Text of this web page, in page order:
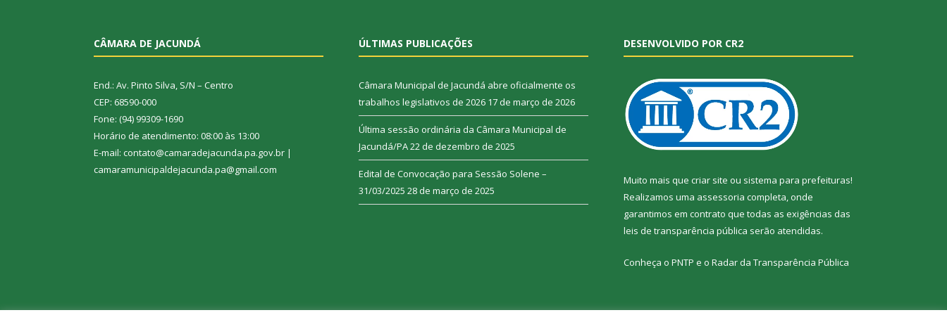
CÂMARA DE JACUNDÁ
End.: Av. Pinto Silva, S/N – Centro
CEP: 68590-000
Fone: (94) 99309-1690
Horário de atendimento: 08:00 às 13:00
E-mail: contato@camaradejacunda.pa.gov.br |
camaramunicipaldejacunda.pa@gmail.com
ÚLTIMAS PUBLICAÇÕES
Câmara Municipal de Jacundá abre oficialmente os
trabalhos legislativos de 2026 17 de março de 2026
Última sessão ordinária da Câmara Municipal de
Jacundá/PA22 de dezembro de 2025
Edital de Convocação para Sessão Solene –
31/03/2025 28 de março de 2025
DESENVOLVIDO POR CR2
Muito mais que criar site ou sistema para prefeituras!
Realizamos uma assessoria completa, onde
garantimos em contrato que todas as exigências das
leis de transparência pública serão atendidas.
Conheça o PNTP e o Radar da Transparência Pública